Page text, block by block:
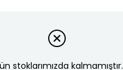
stoklarımızda kalmamıştır.